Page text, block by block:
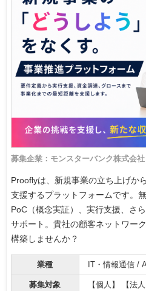
募集企業：モンスターバンク株式会社
Prooflyは、新規事業の立ち上げか
支援するプラットフォームです。
PoC（概念実証）、実行支援、さ
サポート。貴社の顧客ネットワー
構築しませんか？
業種 IT・情報通信 /
募集対象 【個人】 【法人